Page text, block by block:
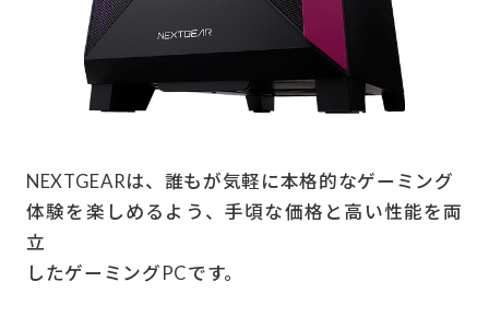
NEXTGEARは、誰もが気軽に本格的なゲーミング
体験を楽しめるよう、手頃な価格と高い性能を両
立
したゲーミングPCです。